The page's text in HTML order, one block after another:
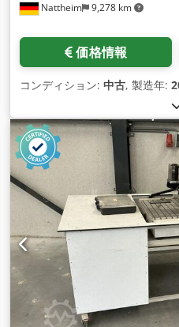
Nattheim 9,278 km
価格情報
コンディション: 中古, 製造年: